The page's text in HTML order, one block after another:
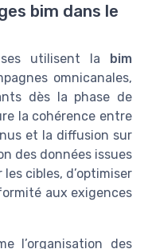
bim dans le
utilisent la bim
omnicanales,
dès la phase de
la cohérence entre
et la diffusion sur
des données issues
cibles, d’optimiser
aux exigences
l’organisation des